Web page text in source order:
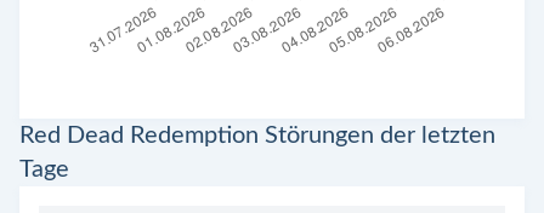
Red Dead Redemption Störungen der letzten
Tage